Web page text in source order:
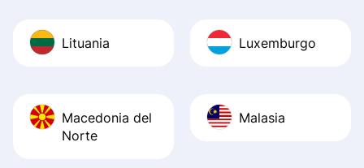
Lituania Luxemburgo
Macedonia del
Norte
Malasia